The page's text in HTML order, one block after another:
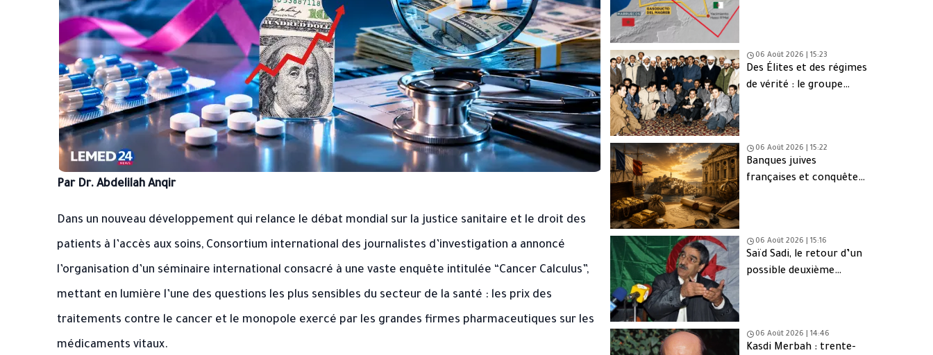
Par Dr. Abdelilah Anqir
Dans un nouveau développement qui relance le débat mondial sur la justice sanitaire et le droit des
patients à l’accès aux soins, Consortium international des journalistes d’investigation a annoncé
l’organisation d’un séminaire international consacré à une vaste enquête intitulée “Cancer Calculus”,
mettant en lumière l’une des questions les plus sensibles du secteur de la santé : les prix des
traitements contre le cancer et le monopole exercé par les grandes firmes pharmaceutiques sur les
médicaments vitaux.
06 Août 2026 | 15:23
Des Élites et des régimes
de vérité : le groupe
06 Août 2026 | 15:22
Banques juives
françaises et conquête
06 Août 2026 | 15:16
Saïd Sadi, le retour d’un
possible deuxième
06 Août 2026 | 14:46
Kasdi Merbah : trente-